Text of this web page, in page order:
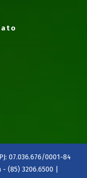
07.036.676/0001-84
(85) 3206.6500 |